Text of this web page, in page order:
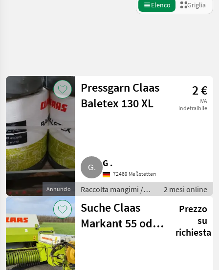
Elenco Griglia
ricerca
Categoria 5 Paese 1 Filtri
PERCORSO
ATTUALE
Settore
agricolo
Raccolta
Mangimi
Altre
Per
Raccolta
Mangimi
Claas
SCEGLI
Reimposta
risultati
Annuncio
Pressgarn Claas
Baletex 130 XL
2 €
IVA
indetraibile
G .
72469 Meßstetten
Raccolta mangimi /
Altre macchine per
raccolta mangimi
2 mesi online
Suche Claas
Markant 55 oder
Prezzo
su
richiesta